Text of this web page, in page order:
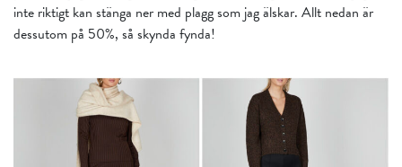
inte riktigt kan stänga ner med plagg som jag älskar. Allt nedan är
dessutom på 50%, så skynda fynda!